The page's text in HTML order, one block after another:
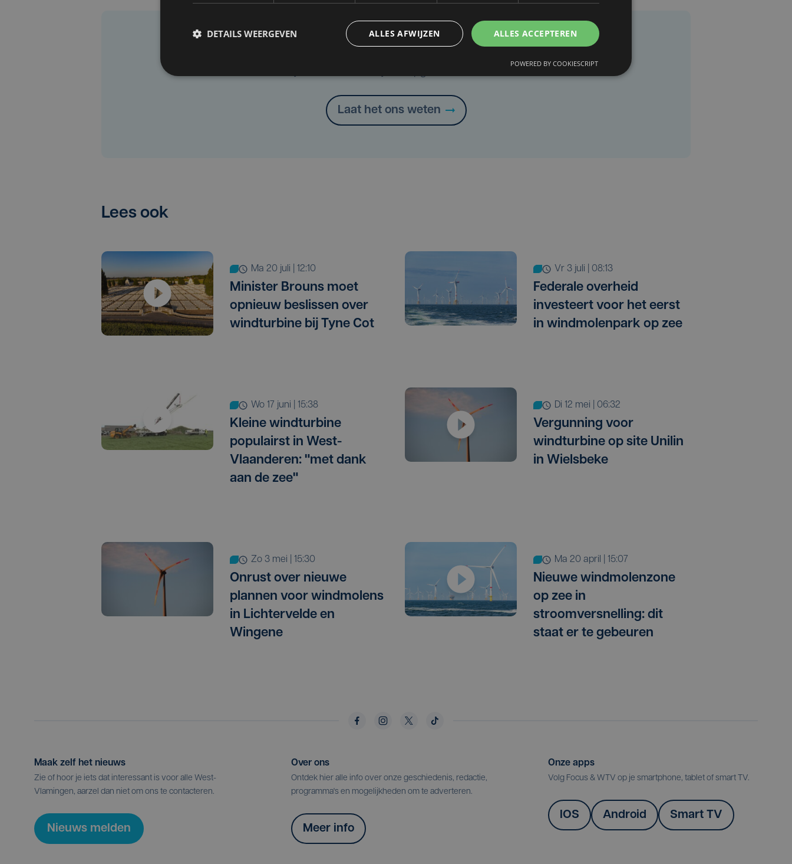
Laat het ons weten
Lees ook
ma 20 juli | 12:10
Minister Brouns moet
opnieuw beslissen over
windturbine bij Tyne Cot
vr 3 juli | 08:13
Federale overheid
investeert voor het eerst
in windmolenpark op zee
wo 17 juni | 15:38
Kleine windturbine
populairst in West-
Vlaanderen: "met dank
aan de zee"
di 12 mei | 06:32
Vergunning voor
windturbine op site Unilin
in Wielsbeke
zo 3 mei | 15:30
Onrust over nieuwe
plannen voor windmolens
in Lichtervelde en
Wingene
ma 20 april | 15:07
Nieuwe windmolenzone
op zee in
stroomversnelling: dit
staat er te gebeuren
Maak zelf het nieuws
Zie of hoor je iets dat interessant is voor alle West-
Vlamingen, aarzel dan niet om ons te contacteren.
Nieuws melden
Over ons
Ontdek hier alle info over onze geschiedenis, redactie,
programma's en mogelijkheden om te adverteren.
Meer info
Onze apps
Volg Focus & WTV op je smartphone, tablet of smart TV.
IOS Android Smart TV
ALLES ACCEPTEREN
ALLES AFWIJZEN
DETAILS WEERGEVEN
POWERED BY COOKIESCRIPT